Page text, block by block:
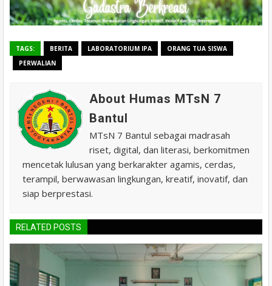
TAGS: BERITA LABORATORIUM IPA
ORANG TUA SISWA
PERWALIAN
About Humas MTsN 7
Bantul
MTsN 7 Bantul sebagai madrasah
riset, digital, dan literasi, berkomitmen
mencetak lulusan yang berkarakter agamis, cerdas,
terampil, berwawasan lingkungan, kreatif, inovatif, dan
siap berprestasi.
RELATED POSTS